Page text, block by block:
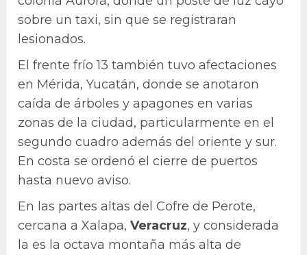
sobre un taxi, sin que se registraran
lesionados.
El frente frío 13 también tuvo afectaciones
en Mérida, Yucatán, donde se anotaron
caída de árboles y apagones en varias
zonas de la ciudad, particularmente en el
segundo cuadro además del oriente y sur.
En costa se ordenó el cierre de puertos
hasta nuevo aviso.
En las partes altas del Cofre de Perote,
cercana a Xalapa, Veracruz, y considerada
la es la octava montaña más alta de